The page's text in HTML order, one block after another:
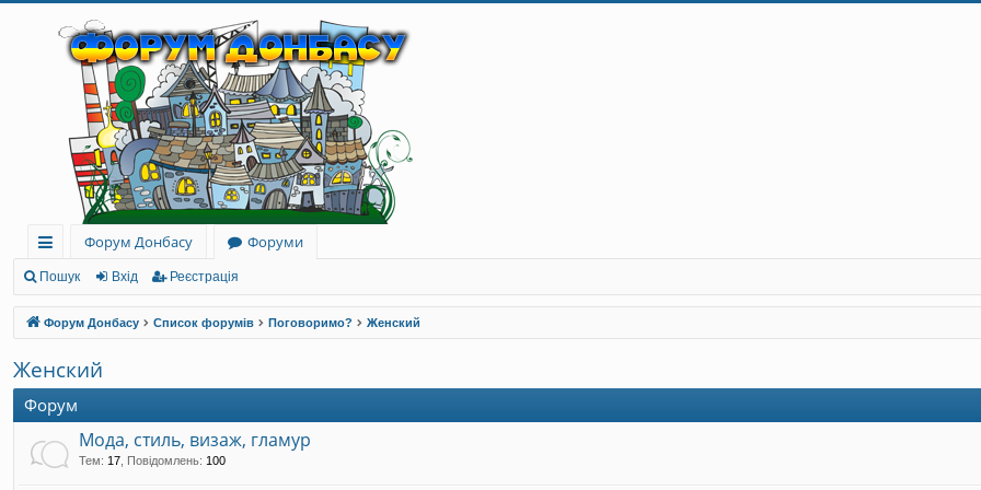
ви
дк
и
й
до
ст
Форум Донбасу
Форуми
Пошук Вхід Реєстрація
Форум Донбасу Список форумів Поговоримо? Женский
Женский
Форум
Мода, стиль, визаж, гламур
Тем: 17 Повідомлень: 100